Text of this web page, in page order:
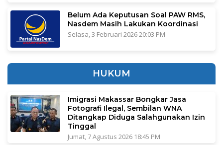
Belum Ada Keputusan Soal PAW RMS,
Nasdem Masih Lakukan Koordinasi
Selasa, 3 Februari 2026 20:03 PM
HUKUM
Imigrasi Makassar Bongkar Jasa
Fotografi Ilegal, Sembilan WNA
Ditangkap Diduga Salahgunakan Izin
Tinggal
Jumat, 7 Agustus 2026 18:45 PM